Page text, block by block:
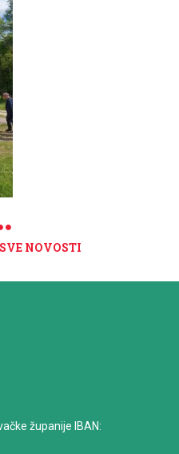
NOVOSTI
županije IBAN: